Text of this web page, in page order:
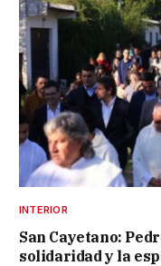
INTERIOR
San Cayetano:
solidaridad y la